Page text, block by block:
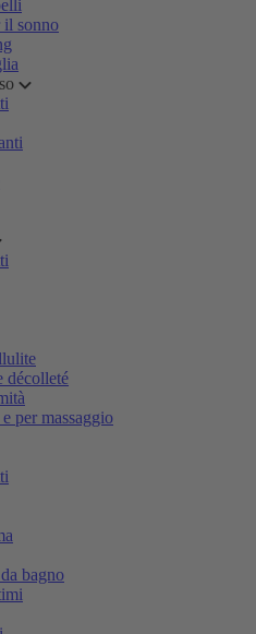
il sonno
décolleté
per massaggio
bagno